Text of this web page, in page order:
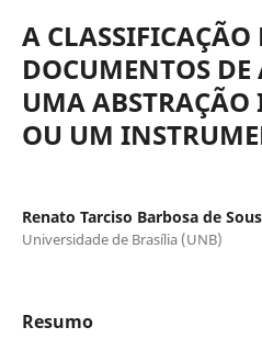
A
DOCUMENTOS
UMA ABSTRAÇÃO
OU UM
Renato Tarciso Barbosa de
Universidade de Brasília (UNB)
Resumo